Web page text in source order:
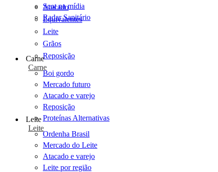
Scot na mídia
Radar Sanitário
Atacado
Equivalentes
Leite
Grãos
Reposição
Carne
Carne
Boi gordo
Mercado futuro
Atacado e varejo
Reposição
Proteínas Alternativas
Leite
Leite
Ordenha Brasil
Mercado do Leite
Atacado e varejo
Leite por região